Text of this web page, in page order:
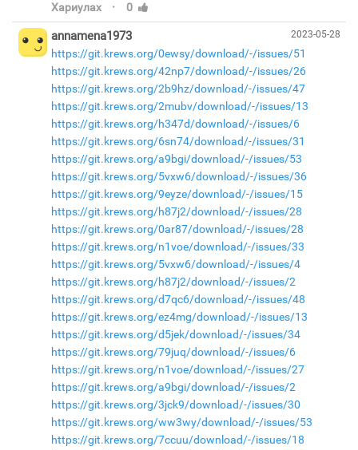
Хариулах · 0
2023-05-28
annamena1973
https://git.krews.org/0ewsy/download/-/issues/51
https://git.krews.org/42np7/download/-/issues/26
https://git.krews.org/2b9hz/download/-/issues/47
https://git.krews.org/2mubv/download/-/issues/13
https://git.krews.org/h347d/download/-/issues/6
https://git.krews.org/6sn74/download/-/issues/31
https://git.krews.org/a9bgi/download/-/issues/53
https://git.krews.org/5vxw6/download/-/issues/36
https://git.krews.org/9eyze/download/-/issues/15
https://git.krews.org/h87j2/download/-/issues/28
https://git.krews.org/0ar87/download/-/issues/28
https://git.krews.org/n1voe/download/-/issues/33
https://git.krews.org/5vxw6/download/-/issues/4
https://git.krews.org/h87j2/download/-/issues/2
https://git.krews.org/d7qc6/download/-/issues/48
https://git.krews.org/ez4mg/download/-/issues/13
https://git.krews.org/d5jek/download/-/issues/34
https://git.krews.org/79juq/download/-/issues/6
https://git.krews.org/n1voe/download/-/issues/27
https://git.krews.org/a9bgi/download/-/issues/2
https://git.krews.org/3jck9/download/-/issues/30
https://git.krews.org/ww3wy/download/-/issues/53
https://git.krews.org/7ccuu/download/-/issues/18